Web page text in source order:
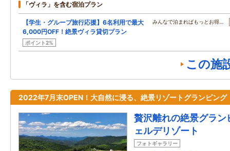
「ヴィラ」を含む宿泊プラン
【学生・グループ旅行応援】6名利用で最大
6,000円OFF！絶景ヴィラ貸切プラン
ポイント2%
みんなで泊まればもっとお得…
この施
2022年7月末OPEN！大自然に浸る、絶景リゾートグランピング
贅沢離れの絶景グラ
ェルデリゾート
フォトギャラリー